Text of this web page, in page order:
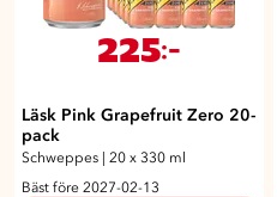
225:-
Läsk Pink Grapefruit Zero 20-
pack
Schweppes
20 x 330 ml
Bäst före 2027-02-13